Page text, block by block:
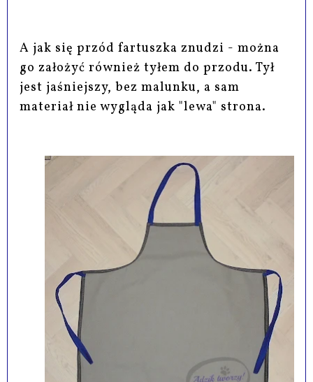
A jak się przód fartuszka znudzi - można
go założyć również tyłem do przodu. Tył
jest jaśniejszy, bez malunku, a sam
materiał nie wygląda jak "lewa" strona.